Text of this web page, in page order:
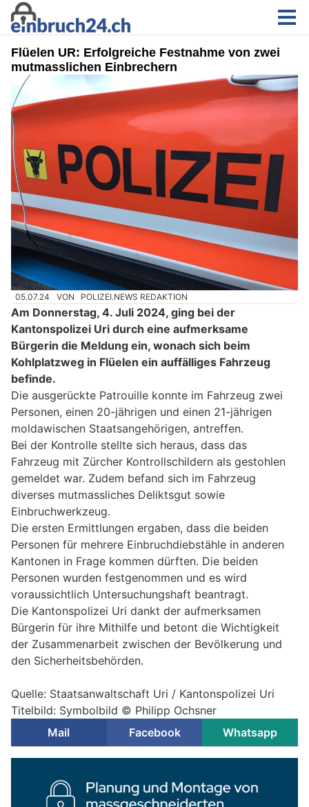
Flüelen UR: Erfolgreiche Festnahme von zwei
mutmasslichen Einbrechern
05.07.24 VON POLIZEI.NEWS REDAKTION
Am Donnerstag, 4. Juli 2024, ging bei der
Kantonspolizei Uri durch eine aufmerksame
Bürgerin die Meldung ein, wonach sich beim
Kohlplatzweg in Flüelen ein auffälliges Fahrzeug
befinde.
Die ausgerückte Patrouille konnte im Fahrzeug zwei
Personen, einen 20-jährigen und einen 21-jährigen
moldawischen Staatsangehörigen, antreffen.
Bei der Kontrolle stellte sich heraus, dass das
Fahrzeug mit Zürcher Kontrollschildern als gestohlen
gemeldet war. Zudem befand sich im Fahrzeug
diverses mutmassliches Deliktsgut sowie
Einbruchwerkzeug.
Die ersten Ermittlungen ergaben, dass die beiden
Personen für mehrere Einbruchdiebstähle in anderen
Kantonen in Frage kommen dürften. Die beiden
Personen wurden festgenommen und es wird
voraussichtlich Untersuchungshaft beantragt.
Die Kantonspolizei Uri dankt der aufmerksamen
Bürgerin für ihre Mithilfe und betont die Wichtigkeit
der Zusammenarbeit zwischen der Bevölkerung und
den Sicherheitsbehörden.
Quelle: Staatsanwaltschaft Uri / Kantonspolizei Uri
Titelbild: Symbolbild © Philipp Ochsner
Mail
Facebook Whatsapp